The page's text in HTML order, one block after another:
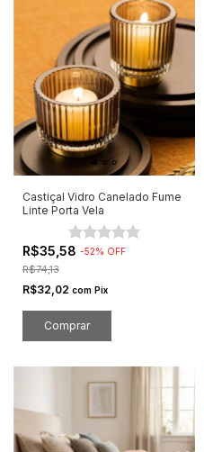
Castiçal Vidro Canelado Fume
Linte Porta Vela
R$35,58 -52% OFF
R$74,13
R$32,02 com Pix